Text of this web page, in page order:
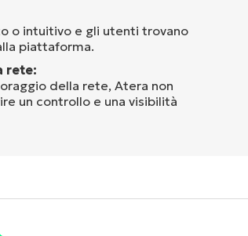
o intuitivo e gli utenti trovano
piattaforma.
rete:
della rete, Atera non
un controllo e una visibilità